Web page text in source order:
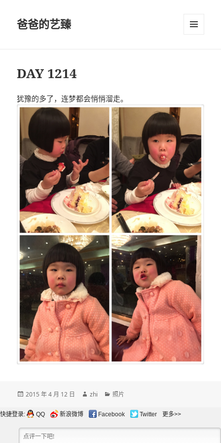
爸爸的艺臻
DAY 1214
犹豫的多了，连梦都会悄悄溜走。
发
于
2015 年 4 月 12 日
作
zhi
分
照片
快捷登录: QQ 新浪微博 Facebook Twitter 更多>>